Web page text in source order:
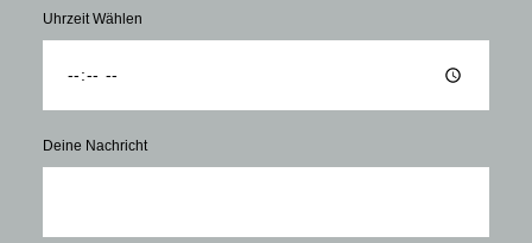
Uhrzeit Wählen
Deine Nachricht